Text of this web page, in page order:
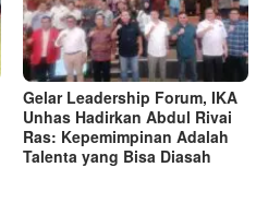
Gelar Leadership Forum, IKA
Unhas Hadirkan Abdul Rivai
Ras: Kepemimpinan Adalah
Talenta yang Bisa Diasah